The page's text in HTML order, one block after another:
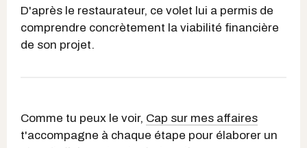
D'après le restaurateur, ce volet lui a permis de
comprendre concrètement la viabilité financière
de son projet.
Comme tu peux le voir, Cap sur mes affaires
t'accompagne à chaque étape pour élaborer un